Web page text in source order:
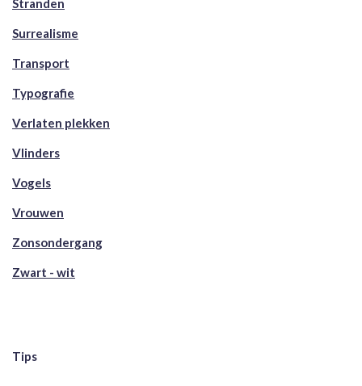
Stranden
Surrealisme
Transport
Typografie
Verlaten plekken
Vlinders
Vogels
Vrouwen
Zonsondergang
Zwart - wit
Tips